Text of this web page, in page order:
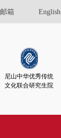
邮箱 English
尼山中华优秀传统
文化联合研究生院